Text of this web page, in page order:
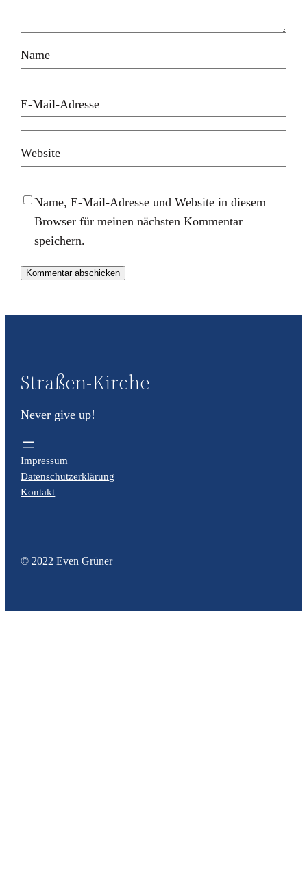
Name
E-Mail-Adresse
Website
Name, E-Mail-Adresse und Website in diesem
Browser für meinen nächsten Kommentar
speichern.
Straßen-Kirche
Never give up!
Impressum
Datenschutzerklärung
Kontakt
© 2022 Even Grüner